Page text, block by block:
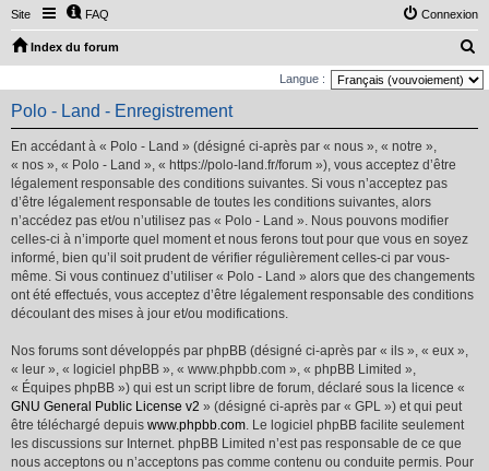
Site FAQ Connexion
Index du forum
e
Langue :
Polo - Land - Enregistrement
En accédant à « Polo - Land » (désigné ci-après par « nous », « notre »,
« nos », « Polo - Land », « https://polo-land.fr/forum »), vous acceptez d’être
légalement responsable des conditions suivantes. Si vous n’acceptez pas
d’être légalement responsable de toutes les conditions suivantes, alors
n’accédez pas et/ou n’utilisez pas « Polo - Land ». Nous pouvons modifier
celles-ci à n’importe quel moment et nous ferons tout pour que vous en soyez
informé, bien qu’il soit prudent de vérifier régulièrement celles-ci par vous-
même. Si vous continuez d’utiliser « Polo - Land » alors que des changements
ont été effectués, vous acceptez d’être légalement responsable des conditions
découlant des mises à jour et/ou modifications.
Nos forums sont développés par phpBB (désigné ci-après par « ils », « eux »,
« leur », « logiciel phpBB », « www.phpbb.com », « phpBB Limited »,
« Équipes phpBB ») qui est un script libre de forum, déclaré sous la licence «
GNU General Public License v2 » (désigné ci-après par « GPL ») et qui peut
être téléchargé depuis www.phpbb.com. Le logiciel phpBB facilite seulement
les discussions sur Internet. phpBB Limited n’est pas responsable de ce que
nous acceptons ou n’acceptons pas comme contenu ou conduite permis. Pour